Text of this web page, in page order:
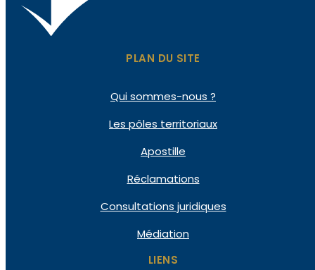
PLAN DU SITE
Qui sommes-nous ?
Les pôles territoriaux
Apostille
Réclamations
Consultations juridiques
Médiation
LIENS